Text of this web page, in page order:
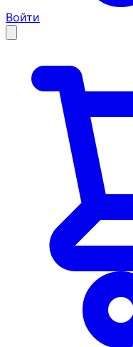
Войти